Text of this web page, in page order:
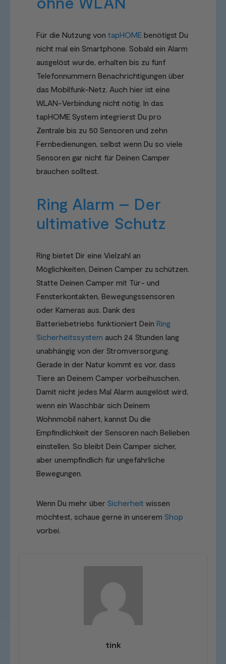
Für die Nutzung von tapHOME benötigst Du
nicht mal ein Smartphone. Sobald ein Alarm
ausgelöst wurde, erhalten bis zu fünf
Telefonnummern Benachrichtigungen über
das Mobilfunk-Netz. Auch hier ist eine
WLAN-Verbindung nicht nötig. In das
tapHOME System integrierst Du pro
Zentrale bis zu 50 Sensoren und zehn
Fernbedienungen, selbst wenn Du so viele
Sensoren gar nicht für Deinen Camper
brauchen solltest.
Ring Alarm – Der
ultimative Schutz
Ring bietet Dir eine Vielzahl an
Möglichkeiten, Deinen Camper zu schützen.
Statte Deinen Camper mit Tür- und
Fensterkontakten, Bewegungssensoren
oder Kameras aus. Dank des
Batteriebetriebs funktioniert Dein Ring
Sicherheitssystem auch 24 Stunden lang
unabhängig von der Stromversorgung.
Gerade in der Natur kommt es vor, dass
Tiere an Deinem Camper vorbeihuschen.
Damit nicht jedes Mal Alarm ausgelöst wird,
wenn ein Waschbär sich Deinem
Wohnmobil nähert, kannst Du die
Empfindlichkeit der Sensoren nach Belieben
einstellen. So bleibt Dein Camper sicher,
aber unempfindlich für ungefährliche
Bewegungen.
Wenn Du mehr über Sicherheit wissen
möchtest, schaue gerne in unserem Shop
vorbei.
tink